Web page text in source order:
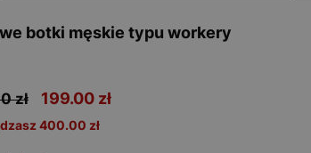
botki męskie typu workery
zł 199.00 zł
400.00 zł